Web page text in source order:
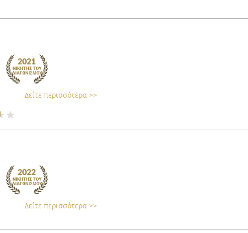
Δείτε περισσότερα >>
Δείτε περισσότερα >>